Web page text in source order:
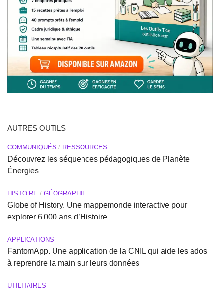
AUTRES OUTILS
COMMUNIQUÉS / RESSOURCES
Découvrez les séquences pédagogiques de Planète
Énergies
HISTOIRE / GÉOGRAPHIE
Globe of History. Une mappemonde interactive pour
explorer 6 000 ans d’Histoire
APPLICATIONS
FantomApp. Une application de la CNIL qui aide les ados
à reprendre la main sur leurs données
UTILITAIRES